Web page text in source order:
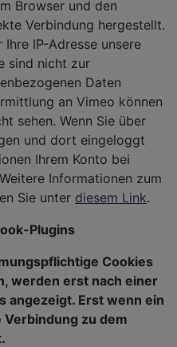
Browser und den
Verbindung hergestellt.
IP-Adresse unsere
sind nicht zur
Daten
an Vimeo können
sehen. Wenn Sie über
und dort eingeloggt
Ihrem Konto bei
Informationen zum
Sie unter diesem Link.
Plugins
Cookies
werden erst nach einer
angezeigt. Erst wenn ein
zu dem